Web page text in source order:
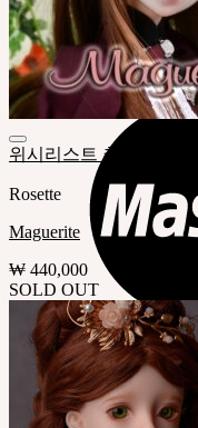
위시리스트 추가
Rosette
Maguerite
₩ 440,000
SOLD OUT